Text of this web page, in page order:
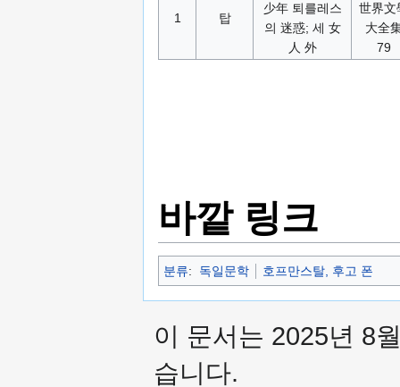
1 탑
少年 퇴를레스
의 迷惑; 세 女
人 外
世界文
大全
79
바깥 링크
분류: 독일문학 호프만스탈, 후고 폰
이 문서는 2025년 8
습니다.